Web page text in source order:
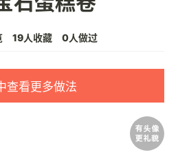
19人收藏 0人做过
查看更多做法